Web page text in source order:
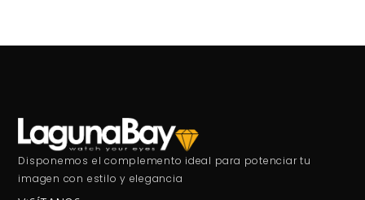
Disponemos el complemento ideal para potenciar tu
imagen con estilo y elegancia